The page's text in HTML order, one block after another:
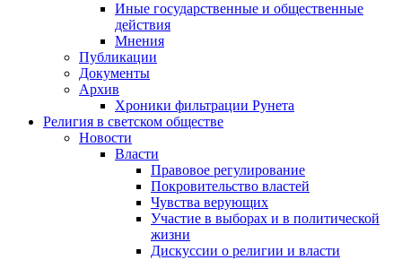
Иные государственные и общественные
действия
Мнения
Публикации
Документы
Архив
Хроники фильтрации Рунета
Религия в светском обществе
Новости
Власти
Правовое регулирование
Покровительство властей
Чувства верующих
Участие в выборах и в политической
жизни
Дискуссии о религии и власти